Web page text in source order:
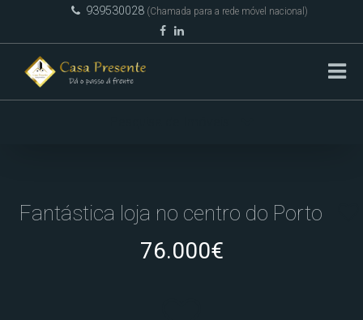
939530028 (Chamada para a rede móvel nacional)
Fantástica loja no centro do Porto
76.000€